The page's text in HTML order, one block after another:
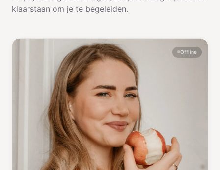
klaarstaan om je te begeleiden.
Offline